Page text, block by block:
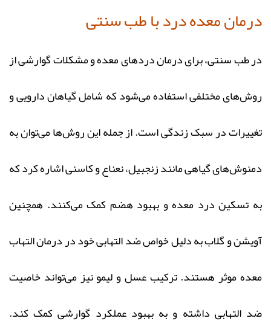
درمان معده درد با طب سنتی
در طب سنتی، برای درمان دردهای معده و مشکلات گوارشی از
روش‌های مختلفی استفاده می‌شود که شامل گیاهان دارویی و
تغییرات در سبک زندگی است. از جمله این روش‌ها می‌توان به
دمنوش‌های گیاهی مانند زنجبیل، نعناع و کاسنی اشاره کرد که
به تسکین درد معده و بهبود هضم کمک می‌کنند. همچنین
آویشن و گلاب به دلیل خواص ضد التهابی خود در درمان التهاب
معده موثر هستند. ترکیب عسل و لیمو نیز می‌تواند خاصیت
ضد التهابی داشته و به بهبود عملکرد گوارشی کمک کند.